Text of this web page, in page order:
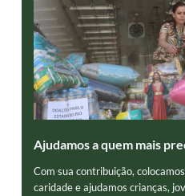
Ajudamos a quem mais
Com sua contribuição,
caridade e ajudamos crianças,